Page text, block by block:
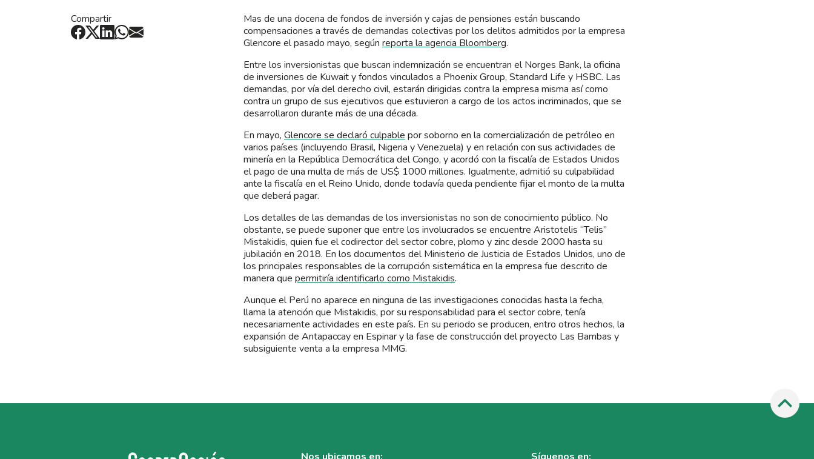
Compartir
Mas de una docena de fondos de inversión y cajas de pensiones están buscando
compensaciones a través de demandas colectivas por los delitos admitidos por la empresa
Glencore el pasado mayo, según reporta la agencia Bloomberg.
Entre los inversionistas que buscan indemnización se encuentran el Norges Bank, la oficina
de inversiones de Kuwait y fondos vinculados a Phoenix Group, Standard Life y HSBC. Las
demandas, por vía del derecho civil, estarán dirigidas contra la empresa misma así como
contra un grupo de sus ejecutivos que estuvieron a cargo de los actos incriminados, que se
desarrollaron durante más de una década.
En mayo, Glencore se declaró culpable por soborno en la comercialización de petróleo en
varios países (incluyendo Brasil, Nigeria y Venezuela) y en relación con sus actividades de
minería en la República Democrática del Congo, y acordó con la fiscalía de Estados Unidos
el pago de una multa de más de US$ 1000 millones. Igualmente, admitió su culpabilidad
ante la fiscalía en el Reino Unido, donde todavía queda pendiente fijar el monto de la multa
que deberá pagar.
Los detalles de las demandas de los inversionistas no son de conocimiento público. No
obstante, se puede suponer que entre los involucrados se encuentre Aristotelis “Telis”
Mistakidis, quien fue el codirector del sector cobre, plomo y zinc desde 2000 hasta su
jubilación en 2018. En los documentos del Ministerio de Justicia de Estados Unidos, uno de
los principales responsables de la corrupción sistemática en la empresa fue descrito de
manera que permitiría identificarlo como Mistakidis.
Aunque el Perú no aparece en ninguna de las investigaciones conocidas hasta la fecha,
llama la atención que Mistakidis, por su responsabilidad para el sector cobre, tenía
necesariamente actividades en este país. En su periodo se producen, entro otros hechos, la
expansión de Antapaccay en Espinar y la fase de construcción del proyecto Las Bambas y
subsiguiente venta a la empresa MMG.